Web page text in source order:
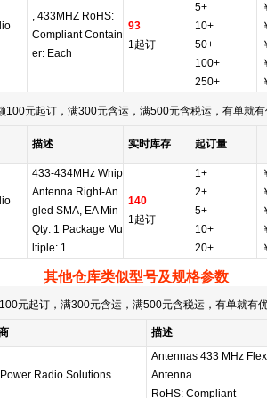
, 433MHZ RoHS:
Compliant Contain
er: Each
93
1起订
5+
10+
50+
100+
250+
元起订，满300元含运，满500元含税运，有单就
描述 实时库存 起订量
433-434MHz Whip
Antenna Right-An
gled SMA, EA Min
Qty: 1 Package Mu
ltiple: 1
140
1起订
1+
2+
5+
10+
20+
其他仓库类似型号及规格参数
元起订，满300元含运，满500元含税运，有单就有
描述
Radio Solutions
Antennas 433 MHz
Antenna
RoHS: Compliant